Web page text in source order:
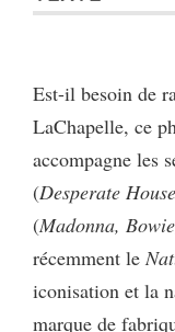
Est-il besoin de
LaChapelle, ce
accompagne les
(Desperate
(Madonna,
récemment le
iconisation et la
marque de